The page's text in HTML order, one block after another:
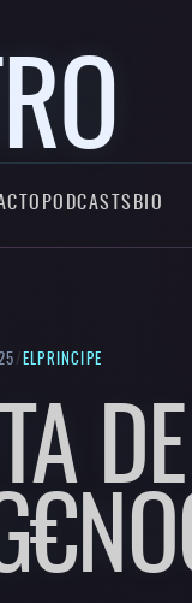
PODCASTSBIO
/ELPRINCIPE